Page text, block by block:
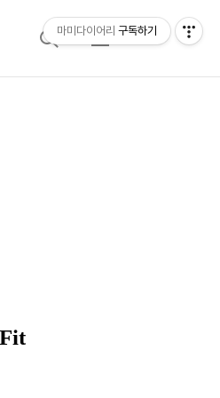
검
메
마미다이어리 구독하기